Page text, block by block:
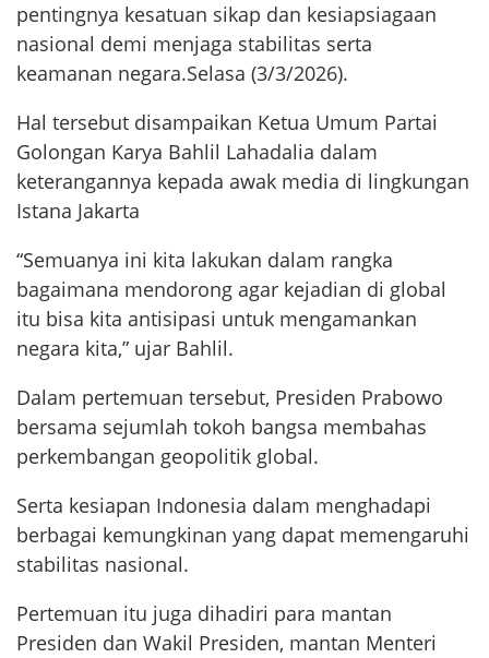
pentingnya kesatuan sikap dan kesiapsiagaan
nasional demi menjaga stabilitas serta
keamanan negara.Selasa (3/3/2026).
Hal tersebut disampaikan Ketua Umum Partai
Golongan Karya Bahlil Lahadalia dalam
keterangannya kepada awak media di lingkungan
Istana Jakarta
“Semuanya ini kita lakukan dalam rangka
bagaimana mendorong agar kejadian di global
itu bisa kita antisipasi untuk mengamankan
negara kita,” ujar Bahlil.
Dalam pertemuan tersebut, Presiden Prabowo
bersama sejumlah tokoh bangsa membahas
perkembangan geopolitik global.
Serta kesiapan Indonesia dalam menghadapi
berbagai kemungkinan yang dapat memengaruhi
stabilitas nasional.
Pertemuan itu juga dihadiri para mantan
Presiden dan Wakil Presiden, mantan Menteri